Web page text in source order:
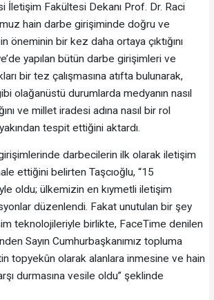
İletişim Fakültesi Dekanı Prof. Dr. Raci
hain darbe girişiminde doğru ve
öneminin bir kez daha ortaya çıktığını
yapılan bütün darbe girişimleri ve
bir tez çalışmasına atıfta bulunarak,
olağanüstü durumlarda medyanın nasıl
ve millet iradesi adına nasıl bir rol
tespit ettiğini aktardı.
darbecilerin ilk olarak iletişim
ettiğini belirten Taşcıoğlu, “15
oldu; ülkemizin en kıymetli iletişim
düzenlendi. Fakat unutulan bir şey
teknolojileriyle birlikte, FaceTime denilen
Sayın Cumhurbaşkanımız topluma
topyekûn olarak alanlara inmesine ve hain
durmasına vesile oldu” şeklinde